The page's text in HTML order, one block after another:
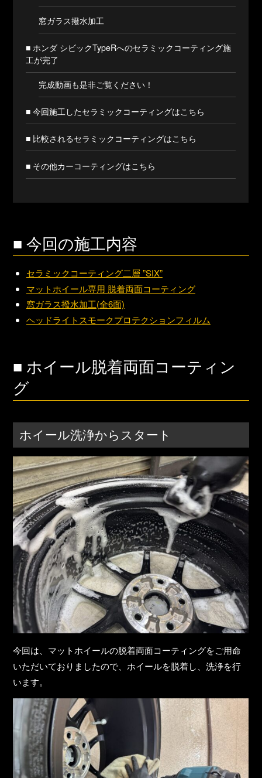
窓ガラス撥水加工
■ ホンダ シビックTypeRへのセラミックコーティング施
工が完了
完成動画も是非ご覧ください！
■ 今回施工したセラミックコーティングはこちら
■ 比較されるセラミックコーティングはこちら
■ その他カーコーティングはこちら
■ 今回の施工内容
セラミックコーティング二層 ”SIX”
マットホイール専用 脱着両面コーティング
窓ガラス撥水加工(全6面)
ヘッドライトスモークプロテクションフィルム
■ ホイール脱着両面コーティン
グ
ホイール洗浄からスタート
今回は、マットホイールの脱着両面コーティングをご用命
いただいておりましたので、ホイールを脱着し、洗浄を行
います。